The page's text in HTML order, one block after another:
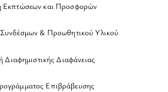
Εκπτώσεων και Προσφορών
& Προωθητικού Υλικού
Διαφημιστικής Διαφάνειας
Επιβράβευσης